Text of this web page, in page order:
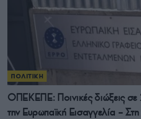
ΠΟΛΙΤΙΚΗ
ΟΠΕΚΕΠΕ: Ποινικές διώξεις
την Ευρωπαϊκή Εισαγγελία –